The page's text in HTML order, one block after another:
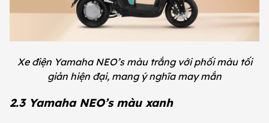
Xe điện Yamaha NEO’s màu trắng với phối màu tối
giản hiện đại, mang ý nghĩa may mắn
2.3 Yamaha NEO’s màu xanh